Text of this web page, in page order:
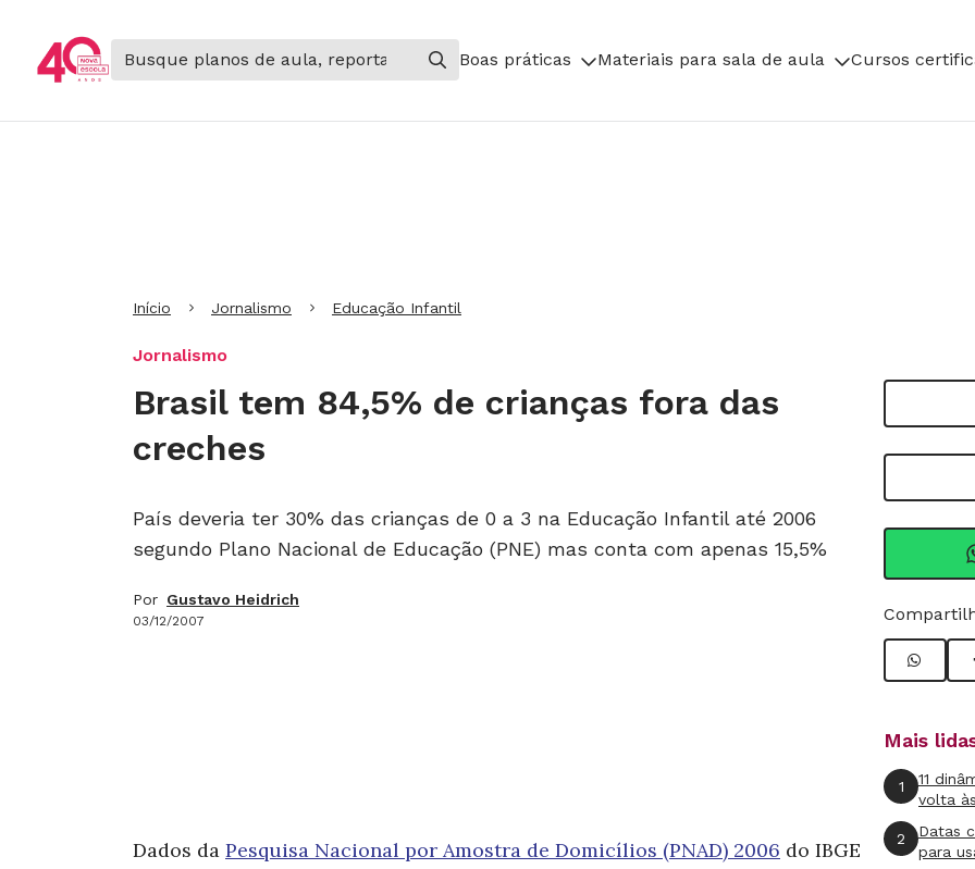
Boas práticas Materiais para sala de aula Cursos
Início Jornalismo Educação Infantil
Jornalismo
Brasil tem 84,5% de crianças fora das
creches
País deveria ter 30% das crianças de 0 a 3 na Educação Infantil até 2006
segundo Plano Nacional de Educação (PNE) mas conta com apenas 15,5%
Por Gustavo Heidrich
03/12/2007
Dados da Pesquisa Nacional por Amostra de Domicílios (PNAD) 2006 do IBGE
Mais
1
11
volta
2
Datas
para